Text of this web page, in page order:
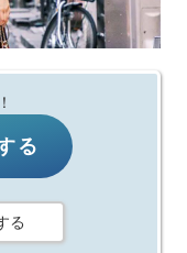
る
る